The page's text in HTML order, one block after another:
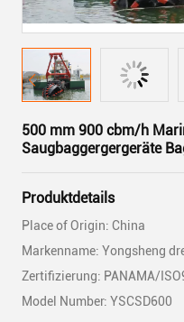
500 mm 900 cbm/h
Saugbaggergergeräte
Produktdetails
Place of Origin: China
Markenname: Yongsheng
Zertifizierung: PANAMA/
Model Number: YSCSD600